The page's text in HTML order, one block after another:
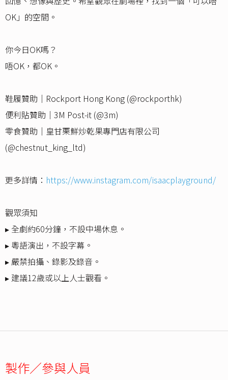
OK」的空間。
你今日OK嗎？
唔OK，都OK。
鞋履贊助｜Rockport Hong Kong (@rockporthk)
便利貼贊助｜3M Post-it (@3m)
零食贊助｜皇甘栗鮮炒乾果專門店有限公司
(@chestnut_king_ltd)
更多詳情： https://www.instagram.com/isaacplayground/
觀眾須知
▸ 全劇約60分鐘，不設中場休息。
▸ 粵語演出，不設字幕。
▸ 嚴禁拍攝、錄影及錄音。
▸ 建議12歲或以上人士觀看。
製作／參與人員